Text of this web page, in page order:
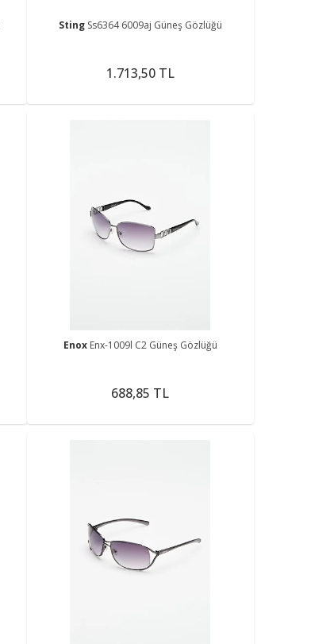
Sting Ss6364 6009aj Güneş Gözlüğü
1.713,50 TL
Enox Enx-1009l C2 Güneş Gözlüğü
688,85 TL